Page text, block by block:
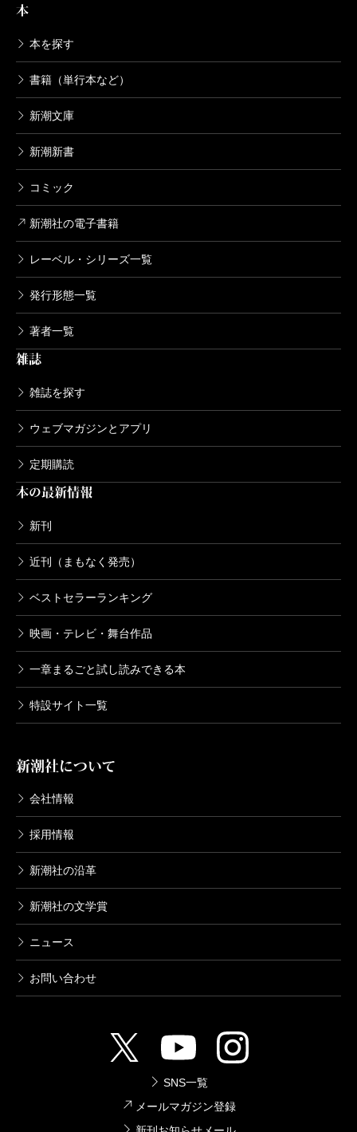
本
本を探す
書籍（単行本など）
新潮文庫
新潮新書
コミック
新潮社の電子書籍
レーベル・シリーズ一覧
発行形態一覧
著者一覧
雑誌
雑誌を探す
ウェブマガジンとアプリ
定期購読
本の最新情報
新刊
近刊（まもなく発売）
ベストセラーランキング
映画・テレビ・舞台作品
一章まるごと試し読みできる本
特設サイト一覧
新潮社について
会社情報
採用情報
新潮社の沿革
新潮社の文学賞
ニュース
お問い合わせ
SNS一覧
メールマガジン登録